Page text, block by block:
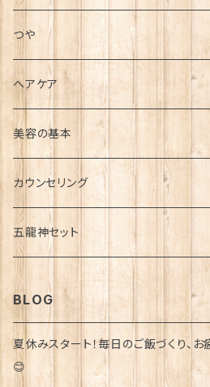
糖尿病
便秘
花粉症
アトピー
むくみ
うつ・パニック
冷え
飛蚊症
腰痛
肩こり
頭痛
ストレス
美容
シミ
シワ
若返り・健康維持
大セレブシリーズ
その他
毎日の日課
毎食前の日課
毎朝の日課
つや
ヘアケア
美容の基本
カウンセリング
五龍神セット
金龍セット
青龍セット
赤龍セット
BLOG
夏休みスタート！毎日のご飯づくり、お
😊